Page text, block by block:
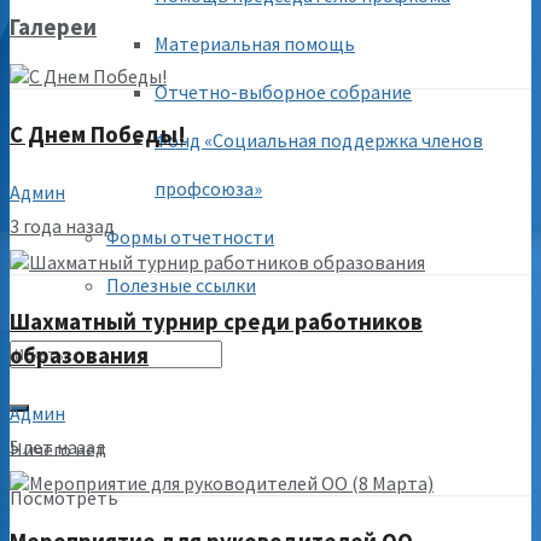
Материальная помощь
Отчетно-выборное собрание
Фонд «Социальная поддержка членов
профсоюза»
Формы отчетности
Полезные ссылки
Ничего нет
Посмотреть
Галереи
С Днем Победы!
Админ
3 года назад
Шахматный турнир среди работников
образования
Админ
5 лет назад